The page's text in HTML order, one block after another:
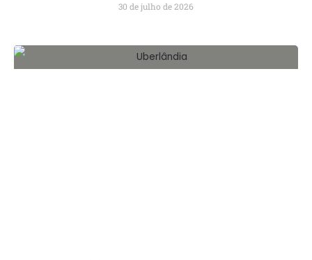
30 de julho de 2026